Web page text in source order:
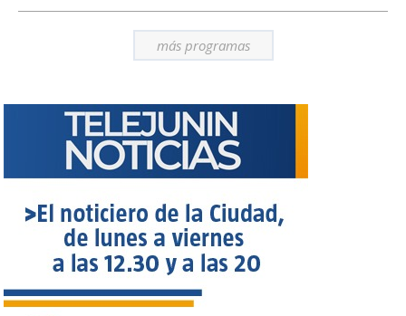
más programas